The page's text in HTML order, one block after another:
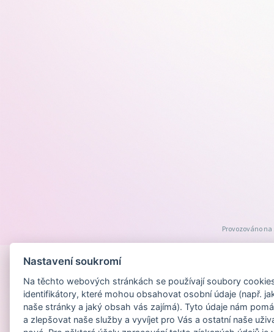
Provozováno
Nastavení soukromí
Na těchto webových stránkách se používají soubory
identifikátory, které mohou obsahovat osobní údaje (např.
naše stránky a jaký obsah vás zajímá). Tyto údaje nám
a zlepšovat naše služby a vyvíjet pro Vás a ostatní naše